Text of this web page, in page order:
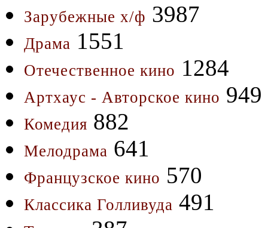
Зарубежные х/ф 3987
Драма 1551
Отечественное кино 1284
Артхаус - Авторское кино 949
Комедия 882
Мелодрама 641
Французское кино 570
Классика Голливуда 491